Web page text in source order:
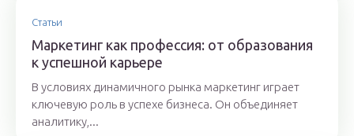
Статьи
Маркетинг как профессия: от образования
к успешной карьере
В условиях динамичного рынка маркетинг играет
ключевую роль в успехе бизнеса. Он объединяет
аналитику,...